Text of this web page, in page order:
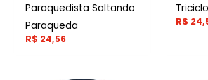
Paraquedista Saltando
Paraqueda
R$ 24,56
R$